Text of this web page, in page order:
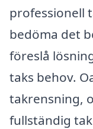
professionell
bedöma det
föreslå
taks behov.
takrensning,
fullständig